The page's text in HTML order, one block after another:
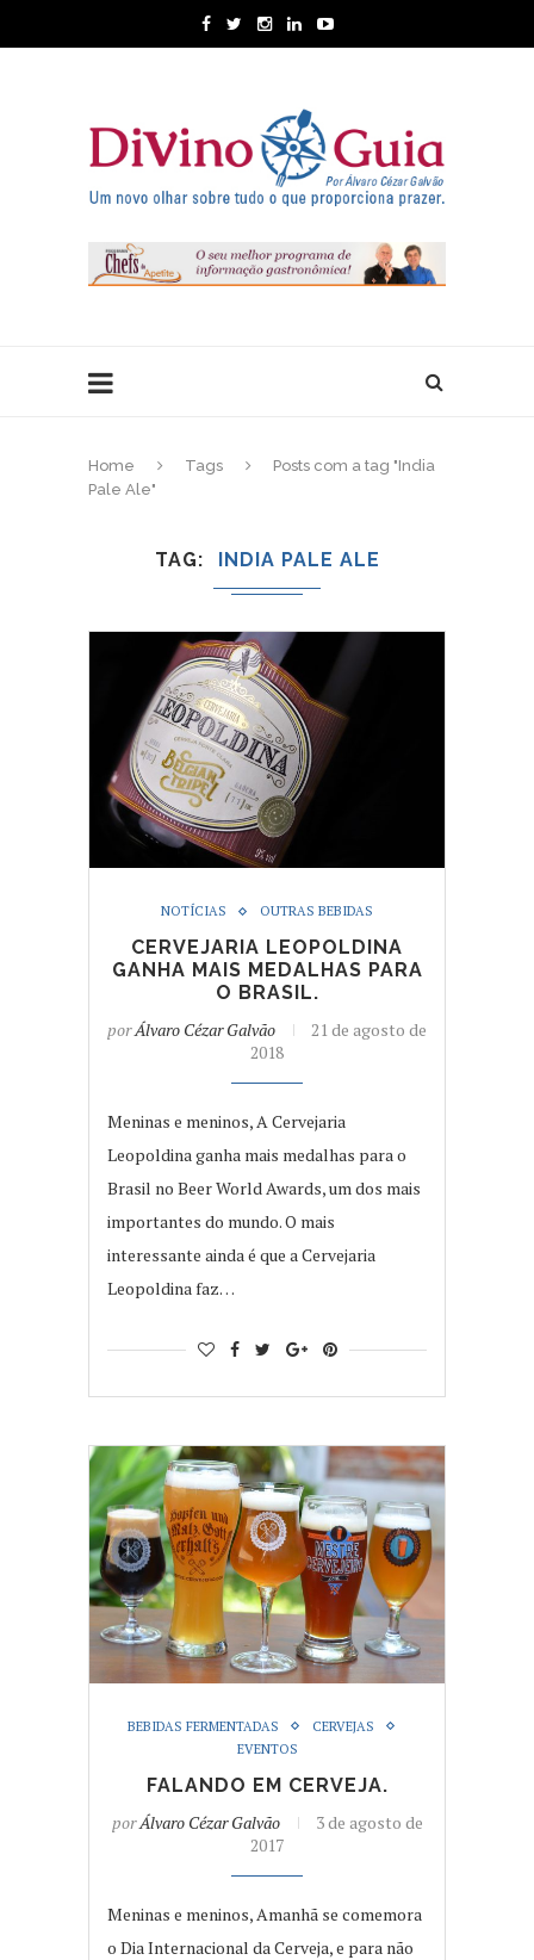
Home Tags
Posts com a tag "India
Pale Ale"
TAG INDIA PALE ALE
NOTÍCIAS OUTRAS BEBIDAS
CERVEJARIA LEOPOLDINA
GANHA MAIS MEDALHAS PARA
O BRASIL.
porÁlvaro Cézar Galvão
21 de agosto de
2018
Meninas e meninos, A Cervejaria
Leopoldina ganha mais medalhas para o
Brasil no Beer World Awards, um dos mais
importantes do mundo. O mais
interessante ainda é que a Cervejaria
Leopoldina faz…
BEBIDAS FERMENTADAS
CERVEJAS
EVENTOS
FALANDO EM CERVEJA.
porÁlvaro Cézar Galvão
3 de agosto de
2017
Meninas e meninos, Amanhã se comemora
o Dia Internacional da Cerveja, e para não